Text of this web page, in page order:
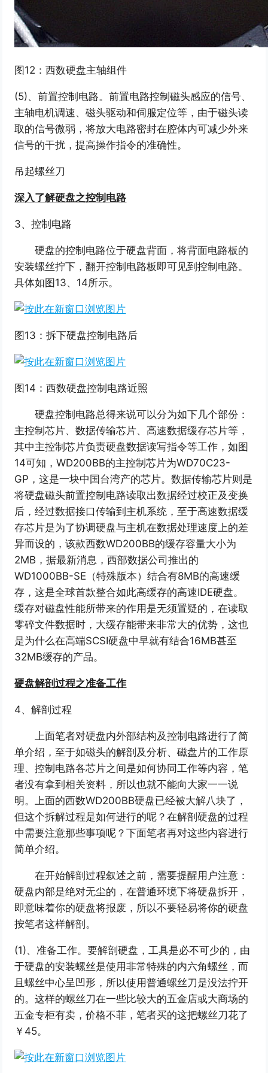
图12：西数硬盘主轴组件
(5)、前置控制电路。前置电路控制磁头感应的信号、
主轴电机调速、磁头驱动和伺服定位等，由于磁头读
取的信号微弱，将放大电路密封在腔体内可减少外来
信号的干扰，提高操作指令的准确性。
吊起螺丝刀
深入了解硬盘之控制电路
3、控制电路
硬盘的控制电路位于硬盘背面，将背面电路板的
安装螺丝拧下，翻开控制电路板即可见到控制电路。
具体如图13、14所示。
图13：拆下硬盘控制电路后
图14：西数硬盘控制电路近照
硬盘控制电路总得来说可以分为如下几个部份：
主控制芯片、数据传输芯片、高速数据缓存芯片等，
其中主控制芯片负责硬盘数据读写指令等工作，如图
14可知，WD200BB的主控制芯片为WD70C23-
GP，这是一块中国台湾产的芯片。数据传输芯片则是
将硬盘磁头前置控制电路读取出数据经过校正及变换
后，经过数据接口传输到主机系统，至于高速数据缓
存芯片是为了协调硬盘与主机在数据处理速度上的差
异而设的，该款西数WD200BB的缓存容量大小为
2MB，据最新消息，西部数据公司推出的
WD1000BB-SE（特殊版本）结合有8MB的高速缓
存，这是全球首款整合如此高缓存的高速IDE硬盘。
缓存对磁盘性能所带来的作用是无须置疑的，在读取
零碎文件数据时，大缓存能带来非常大的优势，这也
是为什么在高端SCSI硬盘中早就有结合16MB甚至
32MB缓存的产品。
硬盘解剖过程之准备工作
4、解剖过程
上面笔者对硬盘内外部结构及控制电路进行了简
单介绍，至于如磁头的解剖及分析、磁盘片的工作原
理、控制电路各芯片之间是如何协同工作等内容，笔
者没有拿到相关资料，所以也就不能向大家一一说
明。上面的西数WD200BB硬盘已经被大解八块了，
但这个拆解过程是如何进行的呢？在解剖硬盘的过程
中需要注意那些事项呢？下面笔者再对这些内容进行
简单介绍。
在开始解剖过程叙述之前，需要提醒用户注意：
硬盘内部是绝对无尘的，在普通环境下将硬盘拆开，
即意味着你的硬盘将报废，所以不要轻易将你的硬盘
按笔者这样解剖。
(1)、准备工作。要解剖硬盘，工具是必不可少的，由
于硬盘的安装螺丝是使用非常特殊的内六角螺丝，而
且螺丝中心呈凹形，所以使用普通螺丝刀是没法拧开
的。这样的螺丝刀在一些比较大的五金店或大商场的
五金专柜有卖，价格不菲，笔者买的这把螺丝刀花了
￥45。